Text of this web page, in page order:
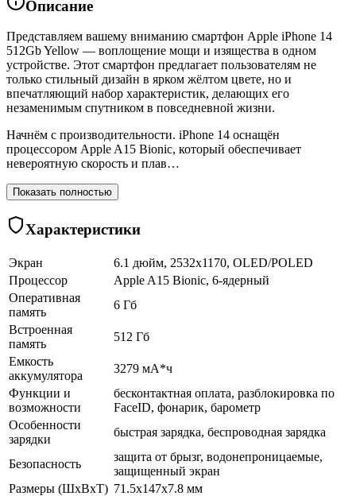
Описание
Представляем вашему вниманию смартфон Apple iPhone 14
512Gb Yellow — воплощение мощи и изящества в одном
устройстве. Этот смартфон предлагает пользователям не
только стильный дизайн в ярком жёлтом цвете, но и
впечатляющий набор характеристик, делающих его
незаменимым спутником в повседневной жизни.
Начнём с производительности. iPhone 14 оснащён
процессором Apple A15 Bionic, который обеспечивает
невероятную скорость и плав…
Показать полностью
Характеристики
Экран
6.1 дюйм, 2532x1170, OLED/POLED
Процессор
Apple A15 Bionic, 6-ядерный
Оперативная
память
6 Гб
Встроенная
память
512 Гб
Емкость
аккумулятора
3279 мА*ч
Функции и
возможности
бесконтактная оплата, разблокировка по
FaceID, фонарик, барометр
Особенности
зарядки
быстрая зарядка, беспроводная зарядка
Безопасность
защита от брызг, водонепроницаемые,
защищенный экран
Размеры (ШхВхТ) 71.5x147x7.8 мм